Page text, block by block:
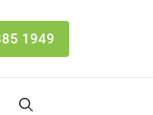
1949